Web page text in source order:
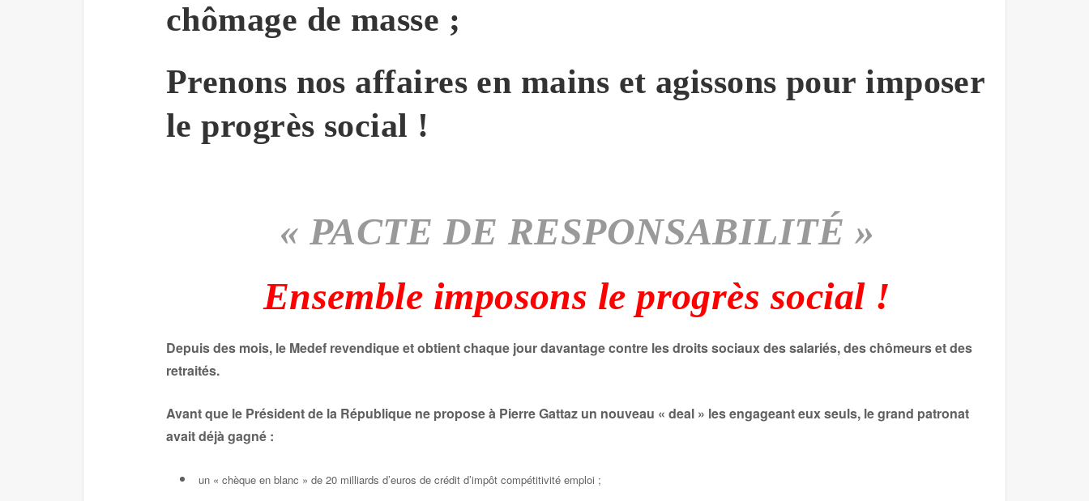
chômage de masse ;
Prenons nos affaires en mains et agissons pour imposer
le progrès social !
« PACTE DE RESPONSABILITÉ »
Ensemble imposons le progrès social !
Depuis des mois, le Medef revendique et obtient chaque jour davantage contre les droits sociaux des salariés, des chômeurs et des
retraités.
Avant que le Président de la République ne propose à Pierre Gattaz un nouveau « deal » les engageant eux seuls, le grand patronat
avait déjà gagné :
un « chèque en blanc » de 20 milliards d’euros de crédit d’impôt compétitivité emploi ;